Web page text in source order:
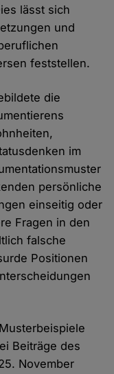
lässt sich
und
feststellen.
die
im
persönliche
einseitig oder
Fragen in den
falsche
Positionen
Beiträge des
November